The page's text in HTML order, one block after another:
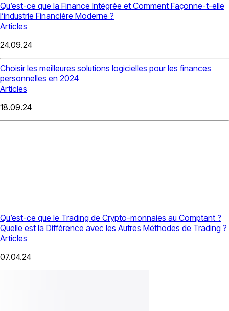
Qu’est-ce que la Finance Intégrée et Comment Façonne-t-elle
l’industrie Financière Moderne ?
Articles
24.09.24
Choisir les meilleures solutions logicielles pour les finances
personnelles en 2024
Articles
18.09.24
Qu’est-ce que le Trading de Crypto-monnaies au Comptant ?
Quelle est la Différence avec les Autres Méthodes de Trading ?
Articles
07.04.24